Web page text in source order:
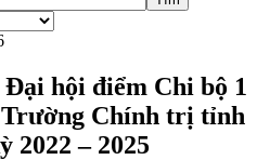
hội điểm Chi bộ 1
Chính trị tỉnh
2022 – 2025